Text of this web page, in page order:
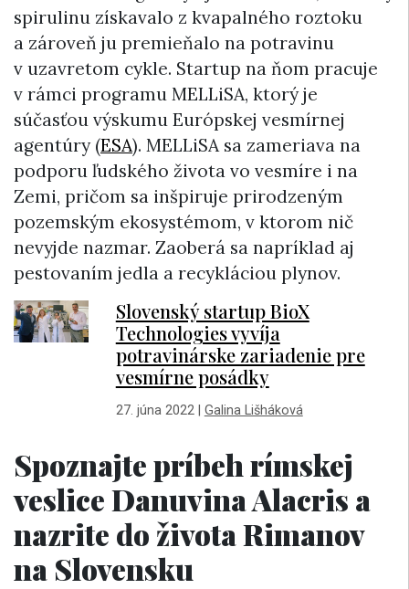
spirulinu získavalo z kvapalného roztoku
a zároveň ju premieňalo na potravinu
v uzavretom cykle. Startup na ňom pracuje
v rámci programu MELLiSA, ktorý je
súčasťou výskumu Európskej vesmírnej
agentúry (ESA). MELLiSA sa zameriava na
podporu ľudského života vo vesmíre i na
Zemi, pričom sa inšpiruje prirodzeným
pozemským ekosystémom, v ktorom nič
nevyjde nazmar. Zaoberá sa napríklad aj
pestovaním jedla a recykláciou plynov.
Slovenský startup BioX
Technologies vyvíja
potravinárske zariadenie pre
vesmírne posádky
27. júna 2022| Galina Lišháková
Spoznajte príbeh rímskej
veslice Danuvina Alacris a
nazrite do života Rimanov
na Slovensku